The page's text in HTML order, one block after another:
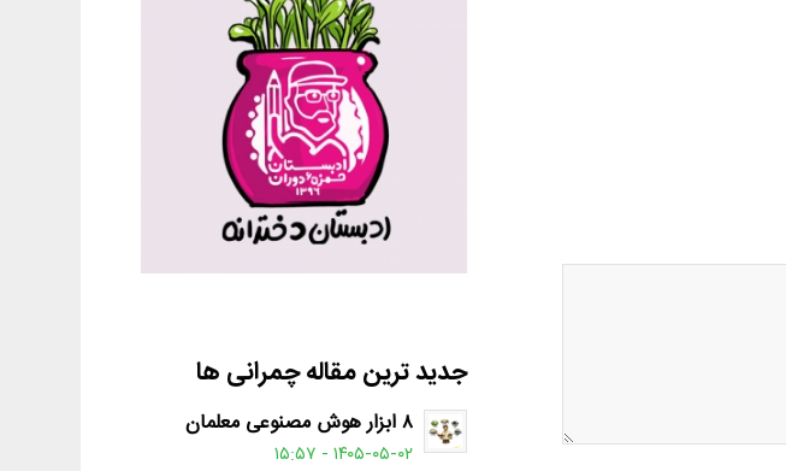
جدید ترین مقاله چمرانی ها
۸ ابزار هوش مصنوعی معلمان
۱۴۰۵-۰۵-۰۲ - ۱۵:۵۷